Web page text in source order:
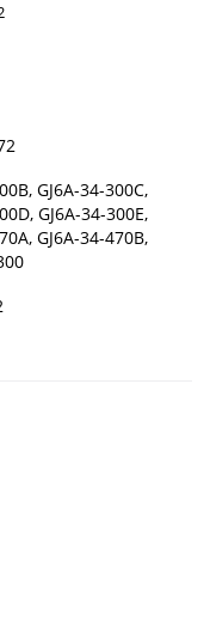
GJ6A-34-300C,
GJ6A-34-300E,
GJ6A-34-470B,